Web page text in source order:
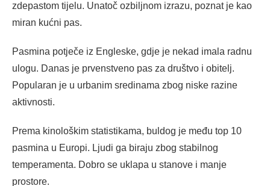
zdepastom tijelu. Unatoč ozbiljnom izrazu, poznat je kao
miran kućni pas.
Pasmina potječe iz Engleske, gdje je nekad imala radnu
ulogu. Danas je prvenstveno pas za društvo i obitelj.
Popularan je u urbanim sredinama zbog niske razine
aktivnosti.
Prema kinološkim statistikama, buldog je među top 10
pasmina u Europi. Ljudi ga biraju zbog stabilnog
temperamenta. Dobro se uklapa u stanove i manje
prostore.